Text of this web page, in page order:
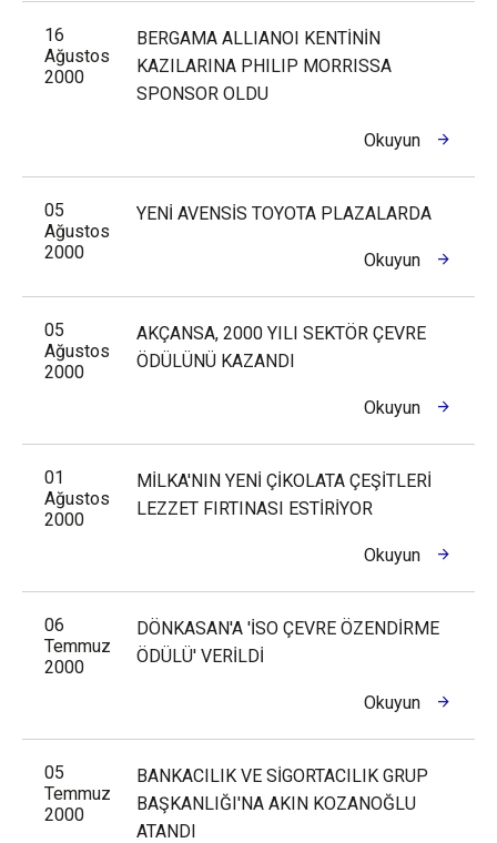
16
Ağustos
2000
BERGAMA ALLIANOI KENTİNİN
KAZILARINA PHILIP MORRISSA
SPONSOR OLDU
Okuyun
05
Ağustos
2000
YENİ AVENSİS TOYOTA PLAZALARDA
Okuyun
05
Ağustos
2000
AKÇANSA, 2000 YILI SEKTÖR ÇEVRE
ÖDÜLÜNÜ KAZANDI
Okuyun
01
Ağustos
2000
MİLKA'NIN YENİ ÇİKOLATA ÇEŞİTLERİ
LEZZET FIRTINASI ESTİRİYOR
Okuyun
06
Temmuz
2000
DÖNKASAN'A 'İSO ÇEVRE ÖZENDİRME
ÖDÜLÜ' VERİLDİ
Okuyun
05
Temmuz
2000
BANKACILIK VE SİGORTACILIK GRUP
BAŞKANLIĞI'NA AKIN KOZANOĞLU
ATANDI